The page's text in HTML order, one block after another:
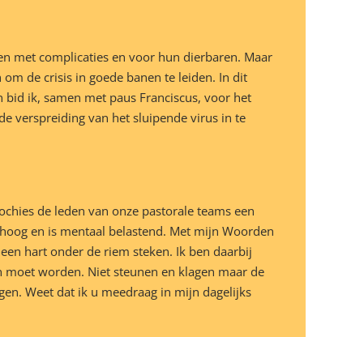
met complicaties en voor hun dierbaren. Maar
de crisis in goede banen te leiden. In dit
ik, samen met paus Franciscus, voor het
verspreiding van het sluipende virus in te
de leden van onze pastorale teams een
en is mentaal belastend. Met mijn Woorden
hart onder de riem steken. Ik ben daarbij
worden. Niet steunen en klagen maar de
Weet dat ik u meedraag in mijn dagelijks